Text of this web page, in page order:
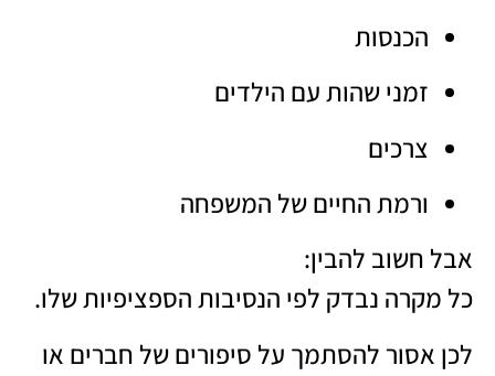
הכנסות
זמני שהות עם הילדים
צרכים
ורמת החיים של המשפחה
אבל חשוב להבין:
כל מקרה נבדק לפי הנסיבות הספציפיות שלו.
לכן אסור להסתמך על סיפורים של חברים או